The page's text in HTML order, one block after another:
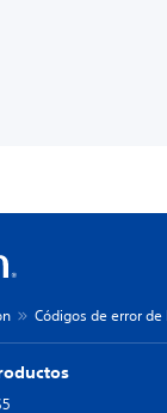
Códigos de error